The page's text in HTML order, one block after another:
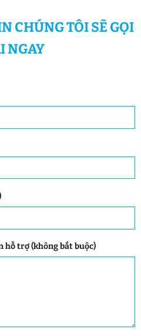
CHÚNG TÔI SẼ GỌI
NGAY
hỗ trợ (không bắt buộc)